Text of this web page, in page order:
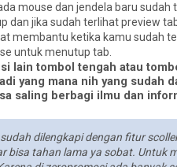
mouse dan jendela baru
dan jika sudah terlihat preview
membantu ketika kamu sudah
untuk menutup tab.
lain tombol tengah atau
yang mana nih yang sudah
saling berbagi ilmu dan
dilengkapi dengan fitur
bisa tahan lama ya sobat. Untuk